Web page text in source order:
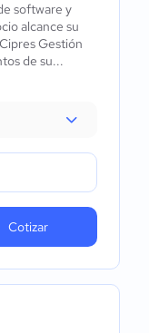
software y
alcance su
Gestión
de su...
Cotizar